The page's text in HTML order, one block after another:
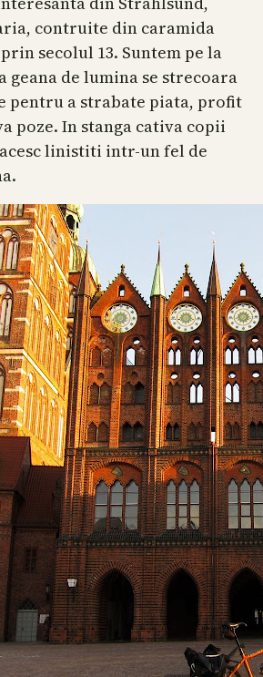
contruite din caramida
secolul 13. Suntem pe la
geana de lumina se strecoara
pentru a strabate piata, profit
poze. In stanga cativa copii
linistiti intr-un fel de